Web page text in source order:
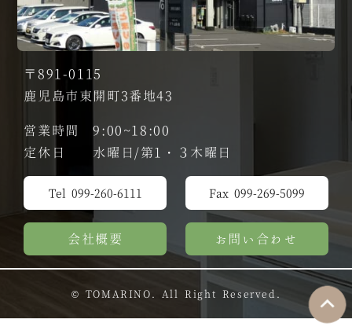
〒891-0115
鹿児島市東開町3番地43
営業時間 9:00~18:00
定休日 水曜日/第1・３木曜日
Tel 099-260-6111 Fax 099-269-5099
会社概要 お問い合わせ
© TOMARINO. All Right Reserved.